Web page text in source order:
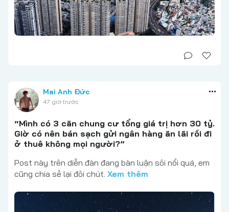
Mai Anh Đức
47 giờ trước
“Mình có 3 căn chung cư tổng giá trị hơn 30 tỷ.
Giờ có nên bán sạch gửi ngân hàng ăn lãi rồi đi
ở thuê không mọi người?”
Post này trên diễn đàn đang bàn luận sôi nổi quá, em
cũng chia sẻ lại đôi chút. Xem thêm